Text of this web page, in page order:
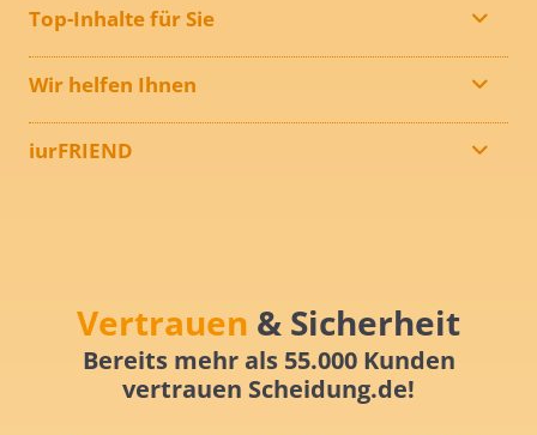
Top-Inhalte für Sie
Wir helfen Ihnen
iurFRIEND
Vertrauen & Sicherheit
Bereits mehr als 55.000 Kunden
vertrauen Scheidung.de!